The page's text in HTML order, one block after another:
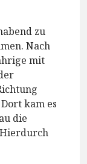
zu
Nach
mit
kam es
die